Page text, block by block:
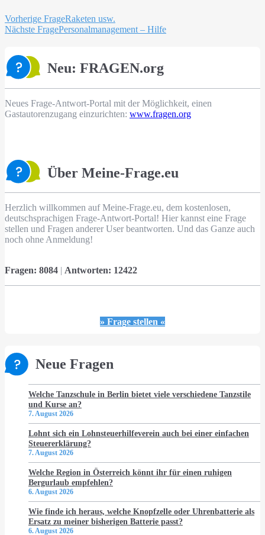
Beitragsnavigation
Vorherige FrageRaketen usw.
Nächste FragePersonalmanagement – Hilfe
Neu: FRAGEN.org
Neues Frage-Antwort-Portal mit der Möglichkeit, einen
Gastautorenzugang einzurichten: www.fragen.org
Über Meine-Frage.eu
Herzlich willkommen auf Meine-Frage.eu, dem kostenlosen,
deutschsprachigen Frage-Antwort-Portal! Hier kannst eine Frage
stellen und Fragen anderer User beantworten. Und das Ganze auch
noch ohne Anmeldung!
Fragen: 8084 | Antworten: 12422
» Frage stellen «
Neue Fragen
Welche Tanzschule in Berlin bietet viele verschiedene Tanzstile
und Kurse an?
7. August 2026
Lohnt sich ein Lohnsteuerhilfeverein auch bei einer einfachen
Steuererklärung?
7. August 2026
Welche Region in Österreich könnt ihr für einen ruhigen
Bergurlaub empfehlen?
6. August 2026
Wie finde ich heraus, welche Knopfzelle oder Uhrenbatterie als
Ersatz zu meiner bisherigen Batterie passt?
6. August 2026